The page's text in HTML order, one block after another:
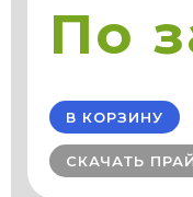
По
В КОРЗИНУ
СКАЧАТЬ